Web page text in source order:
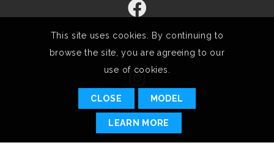
This site uses cookies. By continuing to
browse the site, you are agreeing to our
use of cookies.
CLOSE MODEL
LEARN MORE